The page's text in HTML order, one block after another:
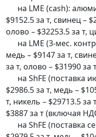
на LME (cash):
$9152.5 за т, свинец –
олово – $32253.5 за т,
на LME (3-мес.
медь – $9147 за т,
за т, олово – $31990 за
на ShFE (поставка
$2986.5 за т, медь –
т, никель – $29713.5 за
$3887 за т (включая
на ShFE (поставка